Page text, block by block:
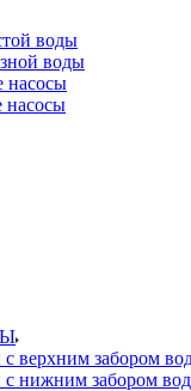
воды
воды
насосы
насосы
верхним забором
нижним забором